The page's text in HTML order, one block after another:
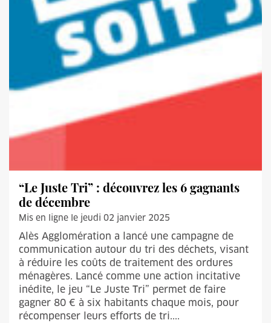
“Le Juste Tri” : découvrez les 6 gagnants
de décembre
Mis en ligne le jeudi 02 janvier 2025
Alès Agglomération a lancé une campagne de
communication autour du tri des déchets, visant
à réduire les coûts de traitement des ordures
ménagères. Lancé comme une action incitative
inédite, le jeu “Le Juste Tri” permet de faire
gagner 80 € à six habitants chaque mois, pour
récompenser leurs efforts de tri....